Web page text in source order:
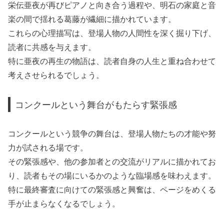
栄伝亜夜が再びピアノと向き合う過程や、明石の家庭と音
楽の間で揺れる葛藤が繊細に描かれています。
これらの心理描写は、登場人物の人間性を深く掘り下げ、
読者に共感を与えます。
特に亜夜の再生の物語は、読者自身の人生と重ね合わせて
考えさせられるでしょう。
コンクールという舞台がもたらす緊張感
コンクールという競争の舞台は、登場人物たちの才能や努
力が試される場です。
その緊張感や、他の参加者との交流がリアルに描かれてお
り、読者もその場にいるかのような臨場感を味わえます。
特に最終審査に向けての緊張感と興奮は、ページをめくる
手が止まらなくなるでしょう。